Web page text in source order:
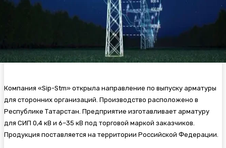
Компания «Sip-Stm» открыла направление по выпуску арматуры
для сторонних организаций. Производство расположено в
Республике Татарстан. Предприятие изготавливает арматуру
для СИП 0,4 кВ и 6–35 кВ под торговой маркой заказчиков.
Продукция поставляется на территории Российской Федерации.